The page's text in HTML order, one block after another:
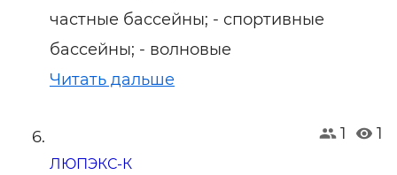
частные бассейны; - спортивные
бассейны; - волновые
Читать дальше
1 1
ЛЮПЭКС-К